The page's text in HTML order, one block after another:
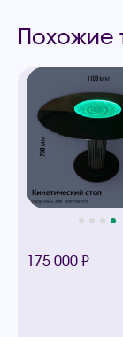
Похожие
175 000 ₽